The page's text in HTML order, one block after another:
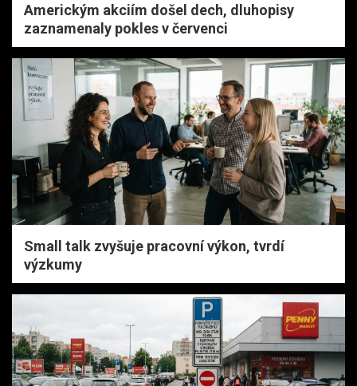
Americkým akciím došel dech, dluhopisy
zaznamenaly pokles v červenci
Small talk zvyšuje pracovní výkon, tvrdí
výzkumy